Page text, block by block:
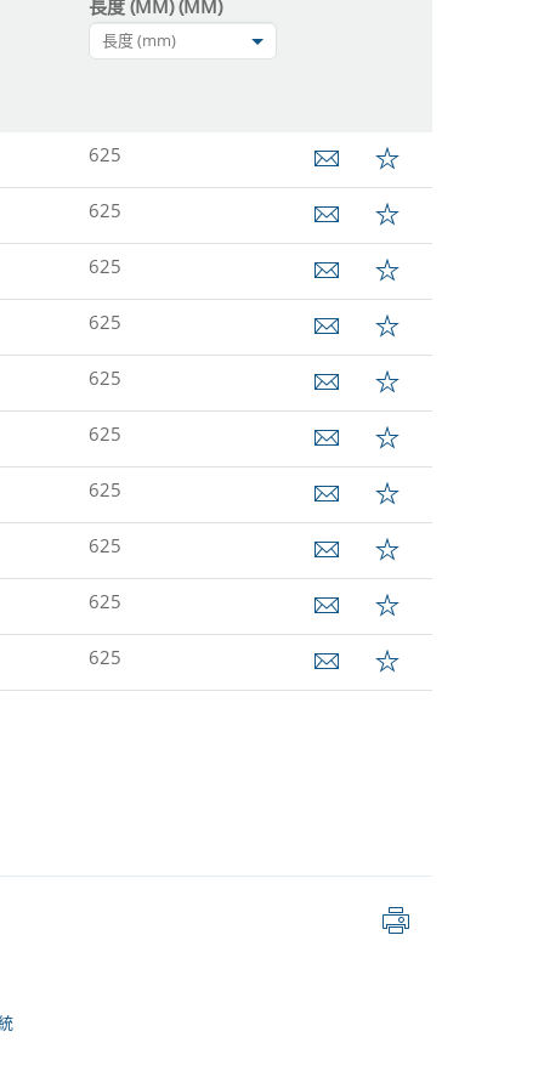
長度 (MM) (MM)
長度 (mm)
625
625
625
625
625
625
625
625
625
625